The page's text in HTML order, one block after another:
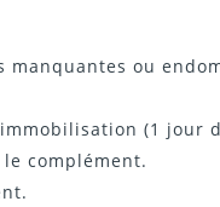
ou
(1 jour
complément.